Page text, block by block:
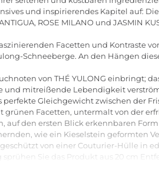
und inspirierendes Kapitel auf:
ROSE MILANO und JASMIN
Facetten und Kontraste
Schneeberge. An den Hängen
von THÉ YULONG
und mitreißende Lebendigkeit
perfekte Gleichgewicht zwischen der
Facetten, untermalt von der
auf den ersten Blick erkennbaren
wie ein Kieselstein geformten
von einer Couturier-Hülle in
Sie das Produkt aus 20 cm
FLAMMEN, ZÜNDQUELLEN ODER